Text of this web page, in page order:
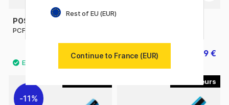
POSCA
PCF-350
8.60 € 9 €
11%
Rest of EU (EUR)
Continue to France (EUR)